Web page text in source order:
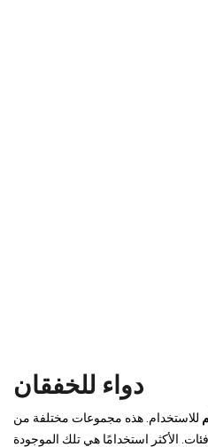
دواء للخفقان
للاستخدام. هذه مجموعات مختلفة من
المكونات النشطة ، مقسمة إلى 4 فئات. الأكثر استخدامًا هي تلك الموجودة